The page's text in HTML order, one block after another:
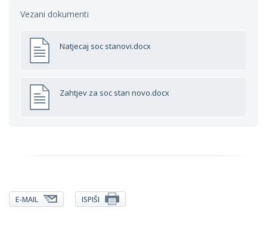
Vezani dokumenti
Natjecaj soc stanovi.docx
Zahtjev za soc stan novo.docx
E-MAIL ISPIŠI